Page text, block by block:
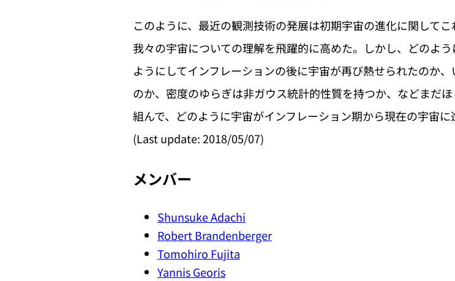
このように、最近の観測技術の発展は初期宇宙の進化に関して
我々の宇宙についての理解を飛躍的に高めた。しかし、どのよ
ようにしてインフレーションの後に宇宙が再び熱せられたのか
のか、密度のゆらぎは非ガウス統計的性質を持つか、などまだ
組んで、どのように宇宙がインフレーション期から現在の宇宙に
(Last update: 2018/05/07)
メンバー
Shunsuke Adachi
Robert Brandenberger
Tomohiro Fujita
Yannis Georis